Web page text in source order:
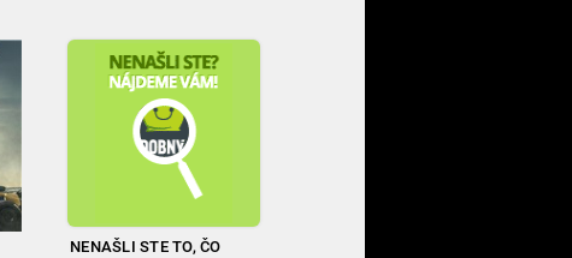
NENAŠLI STE TO, ČO